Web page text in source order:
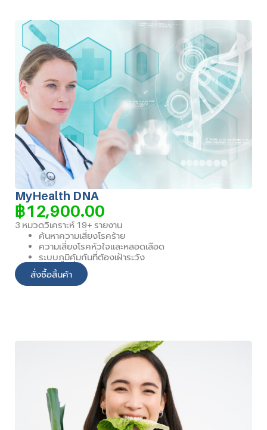
MyHealth DNA
฿12,900.00
3 หมวดวิเคราะห์ 19+ รายงาน
ค้นหาความเสี่ยงโรคร้าย
ความเสี่ยงโรคหัวใจและหลอดเลือด
ระบบภูมิคุ้มกันที่ต้องเฝ้าระวัง
สั่งซื้อสิ้นค้า